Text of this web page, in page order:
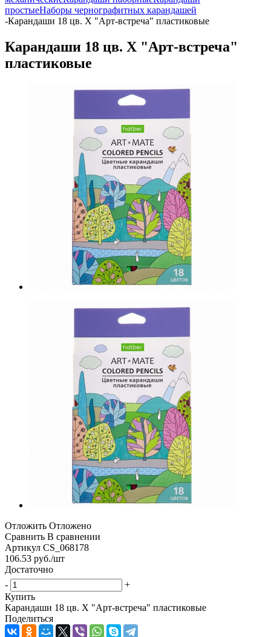
простыеНаборы чернографитных карандашей
-Карандаши 18 цв. Х "Арт-встреча" пластиковые
Карандаши 18 цв. Х "Арт-встреча"
пластиковые
Отложить Отложено
Сравнить В сравнении
Артикул CS_068178
106.53 руб./шт
Достаточно
-
+
Купить
Карандаши 18 цв. Х "Арт-встреча" пластиковые
Поделиться